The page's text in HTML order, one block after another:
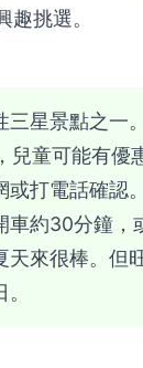
挑選。
星景點之一
童可能有優
打電話確認。
車約30分鐘
來很棒。但